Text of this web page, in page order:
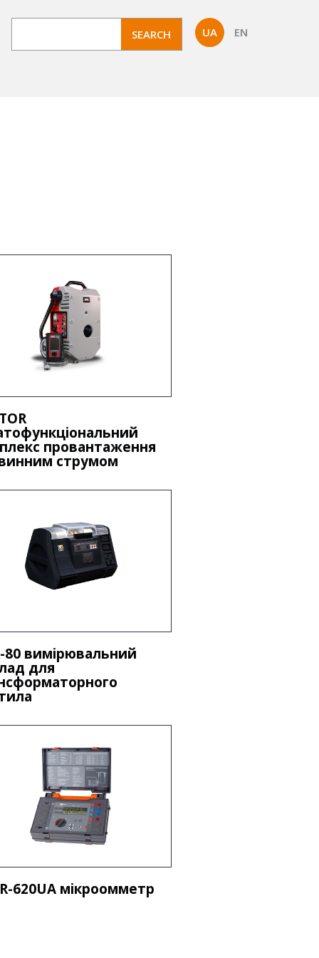
UA EN
провантаження
струмом
80 вимірювальний
для
620UA мікроомметр